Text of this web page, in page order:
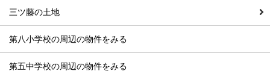
三ツ藤の土地
第八小学校の周辺の物件をみる
第五中学校の周辺の物件をみる